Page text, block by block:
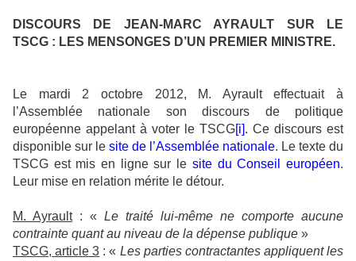
DISCOURS DE JEAN-MARC AYRAULT SUR LE
TSCG : LES MENSONGES D’UN PREMIER MINISTRE.
Le mardi 2 octobre 2012, M. Ayrault effectuait à
l’Assemblée nationale son discours de politique
européenne appelant à voter le TSCG[i]. Ce discours est
disponible sur le site de l’Assemblée nationale. Le texte du
TSCG est mis en ligne sur le site du Conseil européen.
Leur mise en relation mérite le détour.
M. Ayrault: « Le traité lui-même ne comporte aucune
contrainte quant au niveau de la dépense publique »
TSCG, article 3 : « Les parties contractantes appliquent les